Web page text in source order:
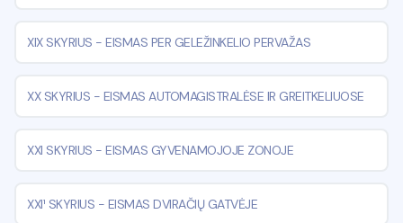
XIX SKYRIUS - EISMAS PER GELEŽINKELIO PERVAŽAS
XX SKYRIUS - EISMAS AUTOMAGISTRALĖSE IR GREITKELIUOSE
XXI SKYRIUS - EISMAS GYVENAMOJOJE ZONOJE
XXI¹ SKYRIUS - EISMAS DVIRAČIŲ GATVĖJE